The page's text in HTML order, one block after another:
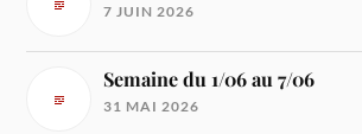
7 JUIN 2026
Semaine du 1/06 au 7/06
31 MAI 2026